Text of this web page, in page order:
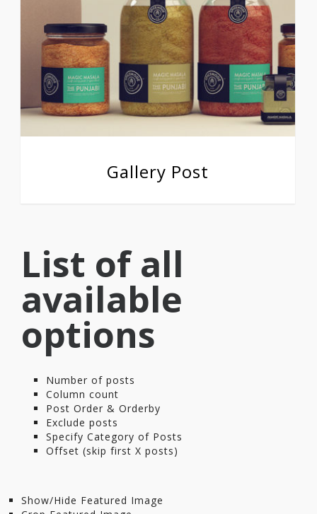
Gallery Post
List of all
available
options
Number of posts
Column count
Post Order & Orderby
Exclude posts
Specify Category of Posts
Offset (skip first X posts)
Show/Hide Featured Image